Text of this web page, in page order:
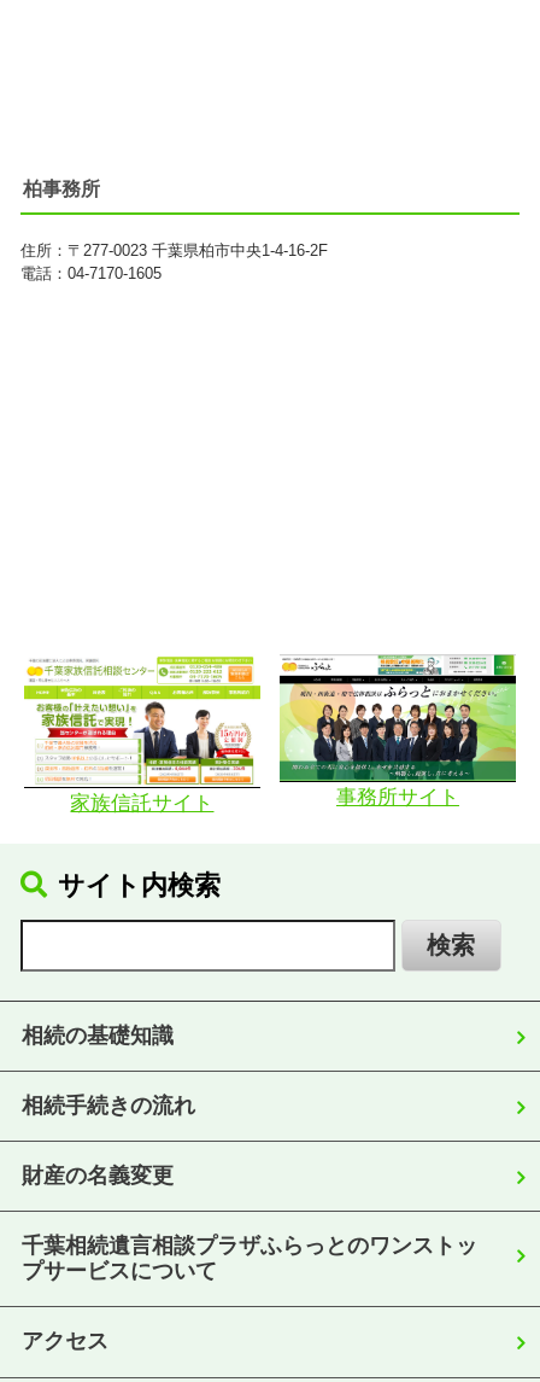
柏事務所
住所： 〒277-0023 千葉県柏市中央1-4-16-2F
電話：04-7170-1605
家族信託サイト 事務所サイト
サイト内検索
相続の基礎知識
相続手続きの流れ
財産の名義変更
千葉相続遺言相談プラザふらっとのワンストッ
プサービスについて
アクセス